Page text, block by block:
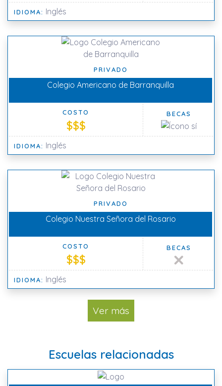
IDIOMA: Inglés
PRIVADO
Colegio Americano de Barranquilla
COSTO
$$$
BECAS
IDIOMA: Inglés
PRIVADO
Colegio Nuestra Señora del Rosario
COSTO
$$$
BECAS
IDIOMA: Inglés
Ver más
Escuelas relacionadas